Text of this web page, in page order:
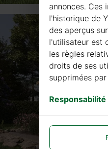
annonces. Ces
l'historique de
des aperçus
l'utilisateur est
les règles
droits de ses
supprimées